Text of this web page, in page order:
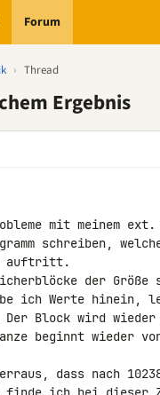
Forum
› Thread
Ergebnis
mit meinem
schreiben,
auftritt.
der
ich Werte hinein,
Der Block wird
beginnt wieder
dass nach